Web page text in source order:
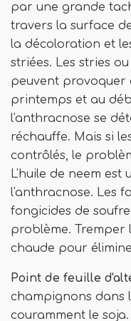
par une grande
travers la surface
la décoloration et
striées. Les stries
peuvent provoquer
printemps et au
l'anthracnose se
réchauffe. Mais si
contrôlés, le
L'huile de neem est
l'anthracnose. Les
fongicides de
problème. Tremper
chaude pour
Point de feuille
champignons dans
couramment le